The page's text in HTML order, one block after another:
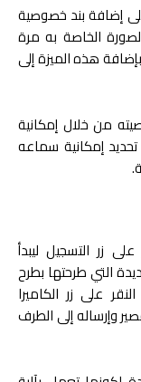
إضافة بند خصوصية
الخاصة به مرة
هذه الميزة إلى
من خلال إمكانية
إمكانية سماعه
زر التسجيل ليبدأ
التي طرحتها بطرح
على زر الكاميرا
وإرساله إلى الطرف